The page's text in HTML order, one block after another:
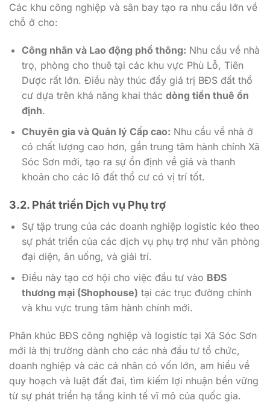
Các khu công nghiệp và sân bay tạo ra nhu cầu lớn về
chỗ ở cho:
Công nhân và Lao động phổ thông: Nhu cầu về nhà
trọ, phòng cho thuê tại các khu vực Phù Lỗ, Tiên
Dược rất lớn. Điều này thúc đẩy giá trị BĐS đất thổ
cư dựa trên khả năng khai thác dòng tiền thuê ổn
định.
Chuyên gia và Quản lý Cấp cao: Nhu cầu về nhà ở
có chất lượng cao hơn, gần trung tâm hành chính Xã
Sóc Sơn mới, tạo ra sự ổn định về giá và thanh
khoản cho các lô đất thổ cư có vị trí tốt.
3.2. Phát triển Dịch vụ Phụ trợ
Sự tập trung của các doanh nghiệp logistíc kéo theo
sự phát triển của các dịch vụ phụ trợ như văn phòng
đại diện, ăn uống, và giải trí.
Điều này tạo cơ hội cho việc đầu tư vào BĐS
thương mại (Shophouse) tại các trục đường chính
và khu vực trung tâm hành chính mới.
Phân khúc BĐS công nghiệp và logistíc tại Xã Sóc Sơn
mới là thị trường dành cho các nhà đầu tư tổ chức,
doanh nghiệp và các cá nhân có vốn lớn, am hiểu về
quy hoạch và luật đất đai, tìm kiếm lợi nhuận bền vững
từ sự phát triển hạ tầng kinh tế vĩ mô của quốc gia.